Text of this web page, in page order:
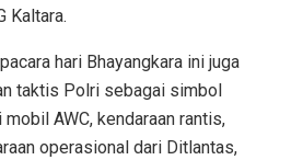
Kaltara.
hari Bhayangkara ini juga
taktis Polri sebagai simbol
AWC, kendaraan rantis,
operasional dari Ditlantas,